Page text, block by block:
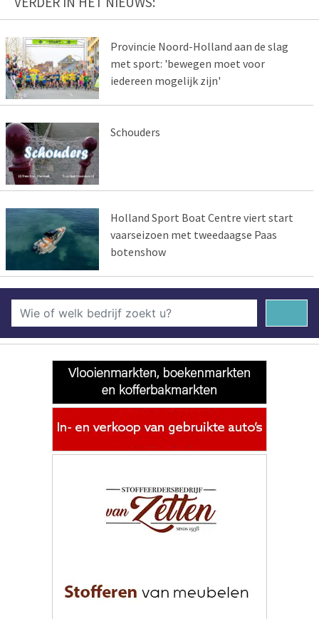
Provincie Noord-Holland aan de slag
met sport: 'bewegen moet voor
iedereen mogelijk zijn'
Schouders
Holland Sport Boat Centre viert start
vaarseizoen met tweedaagse Paas
botenshow